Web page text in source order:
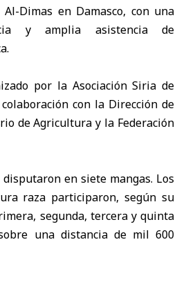
Dimas en Damasco, con una
y amplia asistencia de
por la Asociación Siria de
con la Dirección de
de Agricultura y la Federación
disputaron en siete mangas. Los
raza participaron, según su
segunda, tercera y quinta
una distancia de mil 600